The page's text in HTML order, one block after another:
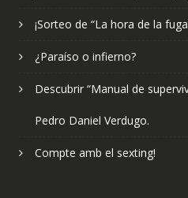
¡Sorteo de “La hora de la
¿Paraíso o infierno?
Descubrir “Manual de
Pedro Daniel Verdugo.
Compte amb el sexting!